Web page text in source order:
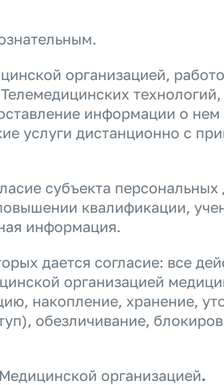
организацией,
информации о
услуги дистанционно с
субъекта
квалификации,
информация.
дается согласие: все
организацией
накопление, хранение,
обезличивание,
организацией.